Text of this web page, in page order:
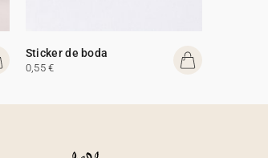
Sticker de boda
0,55 €